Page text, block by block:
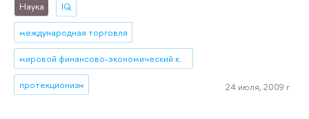
Наука IQ
международная торговля
мировой финансово-экономический кризис
протекционизм 24 июля, 2009 г.